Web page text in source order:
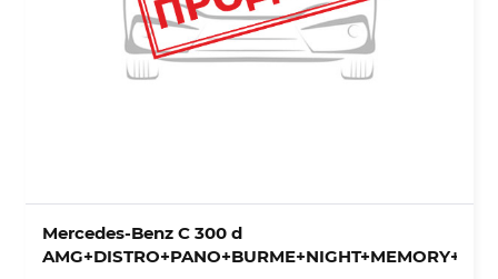
Mercedes-Benz C 300 d
AMG+DISTRO+PANO+BURME+NIGHT+MEMORY+360°